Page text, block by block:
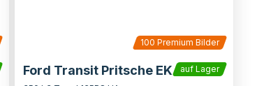
100 Premium Bilder
Ford Transit Pritsche EK
auf Lager